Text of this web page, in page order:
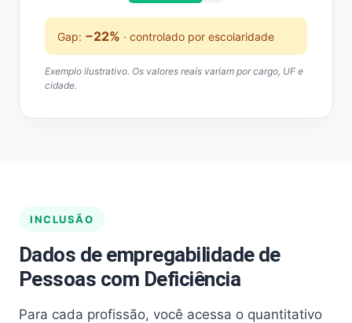
Gap: −22% · controlado por escolaridade
Exemplo ilustrativo. Os valores reais variam por cargo, UF e
cidade.
INCLUSÃO
Dados de empregabilidade de
Pessoas com Deficiência
Para cada profissão, você acessa o quantitativo